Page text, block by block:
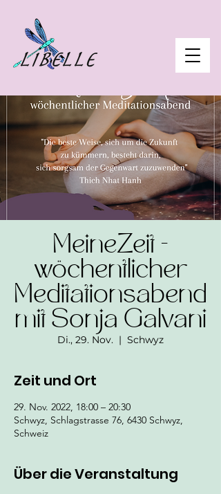
MeineZeit -
wöchentlicher
Meditationsabend
mit Sonja Galvani
Di., 29. Nov.
  |
Schwyz
Zeit und Ort
29. Nov. 2022, 18:00 – 20:30
Schwyz, Schlagstrasse 76, 6430 Schwyz,
Schweiz
Über die Veranstaltung